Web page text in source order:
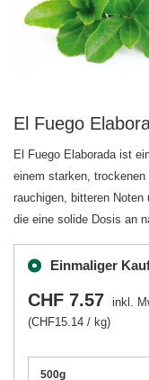
El Fuego
El Fuego Elaborada ist
einem starken,
rauchigen, bitteren Noten
die eine solide Dosis an
Einmaliger
500g
CHF 7.57 inkl.
(CHF15.14 / kg)